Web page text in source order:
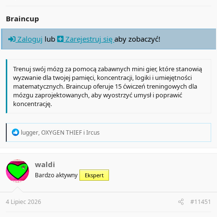
Braincup
Zaloguj lub Zarejestruj się aby zobaczyć!
Trenuj swój mózg za pomocą zabawnych mini gier, które stanowią
wyzwanie dla twojej pamięci, koncentracji, logiki i umiejętności
matematycznych. Braincup oferuje 15 ćwiczeń treningowych dla
mózgu zaprojektowanych, aby wyostrzyć umysł i poprawić
koncentrację.
R
t
i
o
s
:
lugger,OXYGEN THIEF i Ircus
waldi
Bardzo aktywny Ekspert
4 Lipiec 2026 #11451